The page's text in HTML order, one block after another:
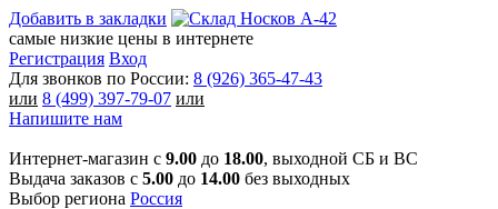
Добавить в закладки
самые низкие цены в интернете
Регистрация Вход
Для звонков по России: 8 (926) 365-47-43
или 8 (499) 397-79-07 или
Напишите нам
Интернет-магазин с 9.00 до 18.00, выходной СБ и ВС
Выдача заказов с 5.00 до 14.00 без выходных
Выбор региона Россия